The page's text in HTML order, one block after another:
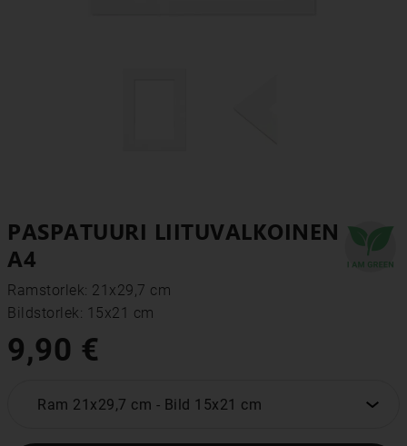
PASPATUURI LIITUVALKOINEN
A4
Ramstorlek: 21x29,7 cm
Bildstorlek: 15x21 cm
9,90 €
Ram 21x29,7 cm - Bild 15x21 cm